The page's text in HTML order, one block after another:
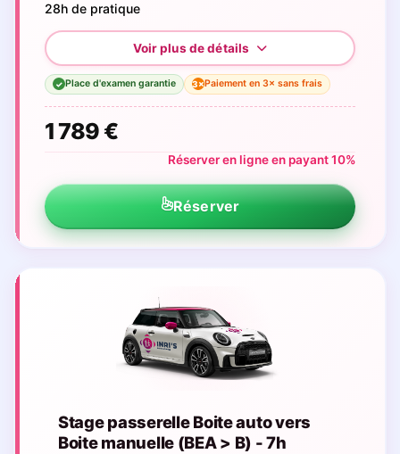
28h de pratique
✓ Place d'examen garantie 3×Paiement en 3× sans frais
1 789 €
Réserver en ligne en payant 10%
Réserver
Stage passerelle Boite auto vers
Boite manuelle (BEA > B) - 7h